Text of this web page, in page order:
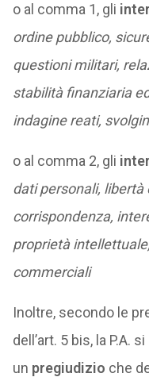
o al comma 1, gli
ordine pubblico,
questioni militari,
stabilità finanziaria
indagine reati,
o al comma 2, gli
dati personali, libertà
corrispondenza,
proprietà
commerciali
Inoltre, secondo le
dell’art. 5 bis, la P.A.
un pregiudizio che